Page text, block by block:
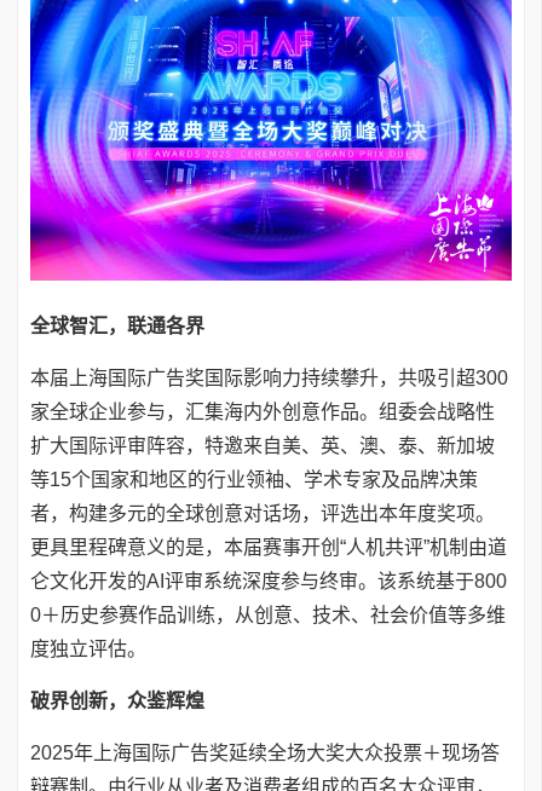
全球智汇，联通各界
本届上海国际广告奖国际影响力持续攀升，共吸引超300
家全球企业参与，汇集海内外创意作品。组委会战略性
扩大国际评审阵容，特邀来自美、英、澳、泰、新加坡
等15个国家和地区的行业领袖、学术专家及品牌决策
者，构建多元的全球创意对话场，评选出本年度奖项。
更具里程碑意义的是，本届赛事开创“人机共评”机制由道
仑文化开发的AI评审系统深度参与终审。该系统基于800
0＋历史参赛作品训练，从创意、技术、社会价值等多维
度独立评估。
破界创新，众鉴辉煌
2025年上海国际广告奖延续全场大奖大众投票＋现场答